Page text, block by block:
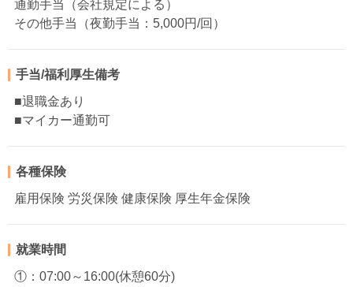
通勤手当（会社規定による）
その他手当（夜勤手当：5,000円/回）
手当/福利厚生備考
■退職金あり
■マイカー通勤可
各種保険
雇用保険 労災保険 健康保険 厚生年金保険
就業時間
①：07:00～16:00(休憩60分)